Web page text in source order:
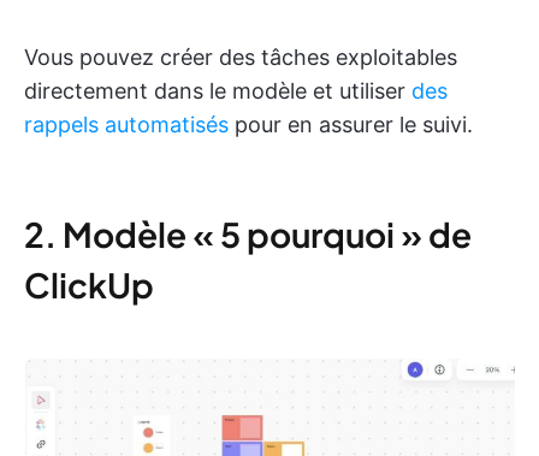
Vous pouvez créer des tâches exploitables
directement dans le modèle et utiliser des
rappels automatisés pour en assurer le suivi.
2. Modèle « 5 pourquoi » de
ClickUp